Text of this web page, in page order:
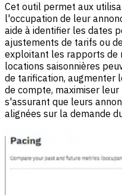
Cet outil permet aux
l'occupation de leur
aide à identifier les dates
ajustements de tarifs ou
exploitant les rapports de
locations saisonnières
de tarification, augmenter
de compte, maximiser
s'assurant que leurs
alignées sur la demande